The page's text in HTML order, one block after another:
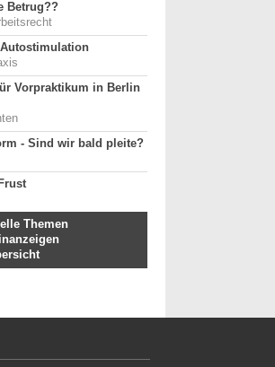
Betrug??
Vorpraktikum in Berlin
- Sind wir bald pleite?
Themen